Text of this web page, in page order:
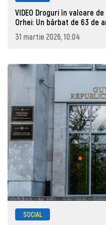
VIDEO Droguri în valoare
Orhei: Un bărbat de 63 de
31 martie 2026, 10:04
SOCIAL